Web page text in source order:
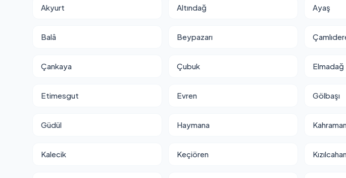
Akyurt Altındağ Ayaş
Balâ Beypazarı
Çankaya Çubuk Elmadağ
Etimesgut Evren Gölbaşı
Güdül Haymana
Kalecik Keçiören